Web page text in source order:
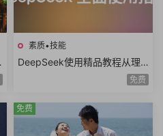
素质•技能
DeepSeek使用精品教程从理
论到实践模型训练DeepSeek
免费
免费